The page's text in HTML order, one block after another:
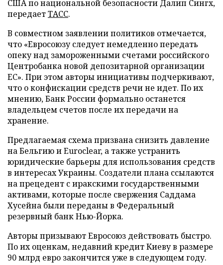
США по национальной безопасности Далип Сингх,
передаетТАСС.
В совместном заявлении политиков отмечается,
что «Евросоюзу следует немедленно передать
опеку над замороженными счетами российского
Центробанка новой депозитарной организации
ЕС». При этом авторы инициативы подчеркивают,
что о конфискации средств речи не идет. По их
мнению, Банк России формально останется
владельцем счетов после их передачи на
хранение.
Предлагаемая схема призвана снизить давление
на Бельгию и Euroclear, а также устранить
юридические барьеры для использования средств
в интересах Украины. Создатели плана ссылаются
на прецедент с иракскими государственными
активами, которые после свержения Саддама
Хусейна были переданы в Федеральный
резервный банк Нью-Йорка.
Авторы призывают Евросоюз действовать быстро.
По их оценкам, недавний кредит Киеву в размере
90 млрд евро закончится уже в следующем году.